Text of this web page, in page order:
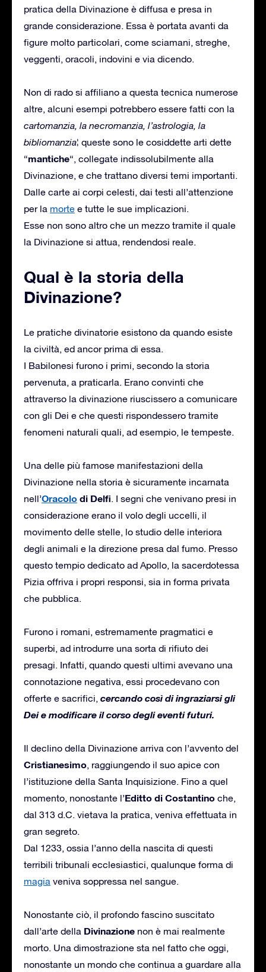
pratica della Divinazione è diffusa e presa in
grande considerazione. Essa è portata avanti da
figure molto particolari, come sciamani, streghe,
veggenti, oracoli, indovini e via dicendo.
Non di rado si affiliano a questa tecnica numerose
altre, alcuni esempi potrebbero essere fatti con la
cartomanzia, la necromanzia, l’astrologia, la
bibliomanzia¦ queste sono le cosiddette arti dette
“mantiche“, collegate indissolubilmente alla
Divinazione, e che trattano diversi temi importanti.
Dalle carte ai corpi celesti, dai testi all’attenzione
per la morte e tutte le sue implicazioni.
Esse non sono altro che un mezzo tramite il quale
la Divinazione si attua, rendendosi reale.
Qual è la storia della
Divinazione?
Le pratiche divinatorie esistono da quando esiste
la civiltà, ed ancor prima di essa.
I Babilonesi furono i primi, secondo la storia
pervenuta, a praticarla. Erano convinti che
attraverso la divinazione riuscissero a comunicare
con gli Dei e che questi rispondessero tramite
fenomeni naturali quali, ad esempio, le tempeste.
Una delle più famose manifestazioni della
Divinazione nella storia è sicuramente incarnata
nell’Oracolo di Delfi. I segni che venivano presi in
considerazione erano il volo degli uccelli, il
movimento delle stelle, lo studio delle interiora
degli animali e la direzione presa dal fumo. Presso
questo tempio dedicato ad Apollo, la sacerdotessa
Pizia offriva i propri responsi, sia in forma privata
che pubblica.
Furono i romani, estremamente pragmatici e
superbi, ad introdurre una sorta di rifiuto dei
presagi. Infatti, quando questi ultimi avevano una
connotazione negativa, essi procedevano con
offerte e sacrifici, cercando così di ingraziarsi gli
Dei e modificare il corso degli eventi futuri.
Il declino della Divinazione arriva con l’avvento del
Cristianesimo, raggiungendo il suo apice con
l’istituzione della Santa Inquisizione. Fino a quel
momento, nonostante l’Editto di Costantino che,
dal 313 d.C. vietava la pratica, veniva effettuata in
gran segreto.
Dal 1233, ossia l’anno della nascita di questi
terribili tribunali ecclesiastici, qualunque forma di
magia veniva soppressa nel sangue.
Nonostante ciò, il profondo fascino suscitato
dall’arte della Divinazione non è mai realmente
morto. Una dimostrazione sta nel fatto che oggi,
nonostante un mondo che continua a guardare alla